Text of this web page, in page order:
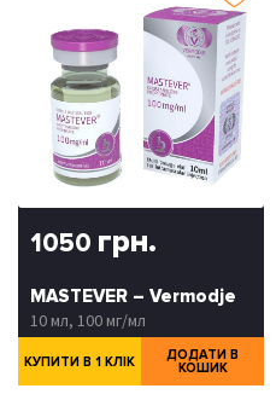
1050 грн.
MASTEVER – Vermodje
10 мл, 100 мг/мл
КУПИТИ В 1 КЛІК
ДОДАТИ В
КОШИК